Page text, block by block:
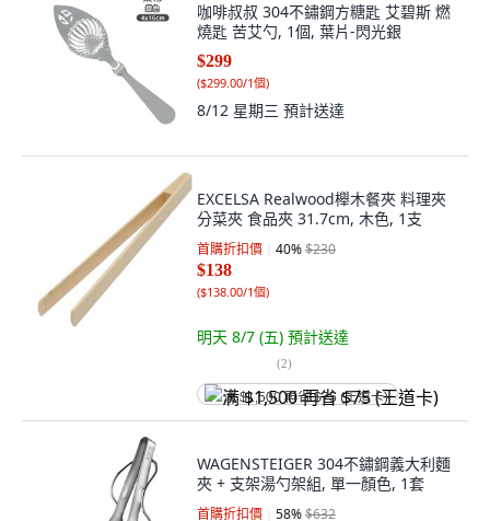
咖啡叔叔 304不鏽鋼方糖匙 艾碧斯 燃
燒匙 苦艾勺, 1個, 葉片-閃光銀
$299
($299.00/1個)
8/12 星期三 預計送達
EXCELSA Realwood櫸木餐夾 料理夾
分菜夾 食品夾 31.7cm, 木色, 1支
首購折扣價 40%$230
$138
($138.00/1個)
明天 8/7 (五) 預計送達
(2)
满 $1,500 再省 $75 (王道卡)
WAGENSTEIGER 304不鏽鋼義大利麵
夾 + 支架湯勺架組, 單一顏色, 1套
首購折扣價 58%$632